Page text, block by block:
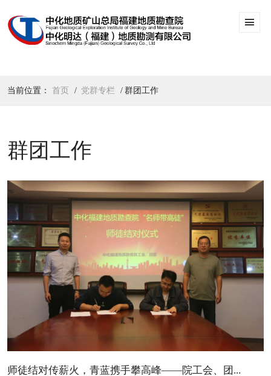
当前位置： 首页 党群专栏 群团工作
群团工作
师徒结对传薪火，青蓝携手攀高峰——院工会、团...